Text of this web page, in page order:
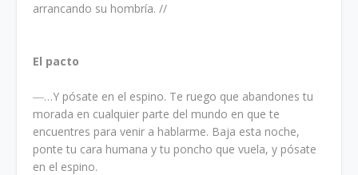
arrancando su hombría. //
El pacto
―…Y pósate en el espino. Te ruego que abandones tu
morada en cualquier parte del mundo en que te
encuentres para venir a hablarme. Baja esta noche,
ponte tu cara humana y tu poncho que vuela, y pósate
en el espino.